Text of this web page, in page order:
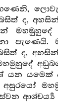
ද,
පැණෙයි.
ද,
යමෙක්
අසුරයෝ
ආශ්චර්‍ය්‍ය